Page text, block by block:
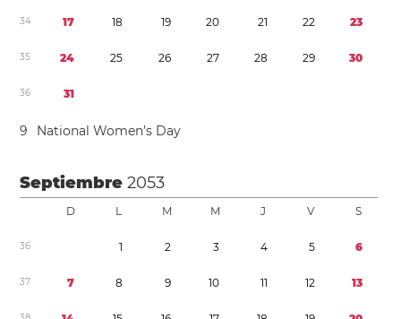
34 17 18 19 20 21 22 23
35 24 25 26 27 28 29 30
36 31
9 National Women’s Day
Septiembre2053
D L M M J V S
36 1 2 3 4 5 6
37 7 8 9 10 11 12 13